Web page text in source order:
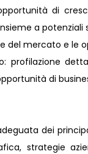
di
a potenziali
del mercato e le
profilazione
di
dei
strategie